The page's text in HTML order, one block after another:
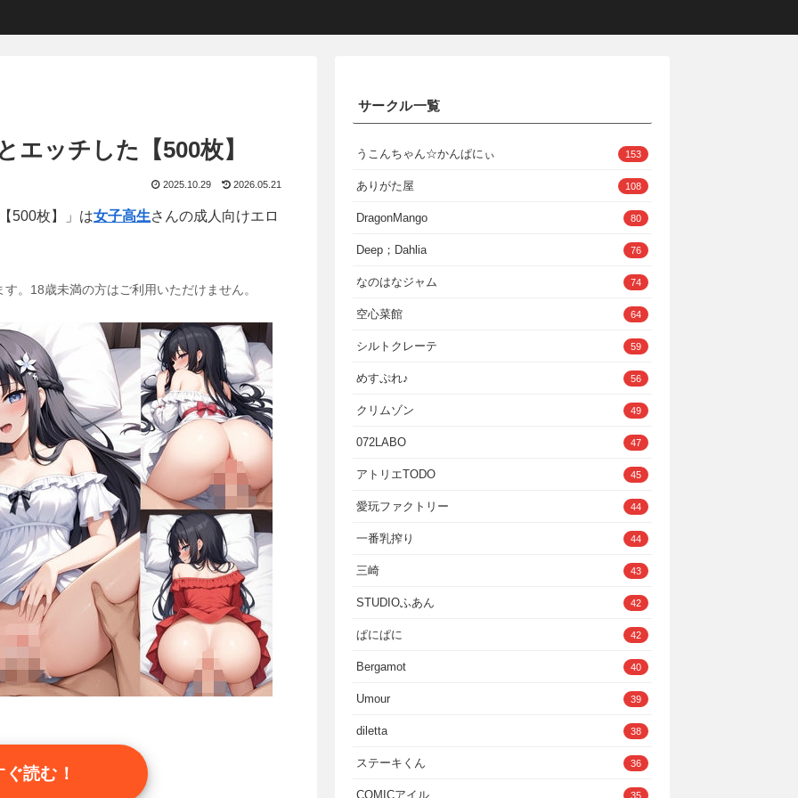
エッチした【500枚】
2025.10.29 2026.05.21
500枚】」は女子高生さんの成人向けエロ
。18歳未満の方はご利用いただけません。
ぐ読む！
サークル一覧
うこんちゃん☆かんぱにぃ 153
ありがた屋 108
DragonMango 80
Deep；Dahlia 76
なのはなジャム 74
空心菜館 64
シルトクレーテ 59
めすぷれ♪ 56
クリムゾン 49
072LABO 47
アトリエTODO 45
愛玩ファクトリー 44
一番乳搾り 44
三崎 43
STUDIOふあん 42
ぱにぱに 42
Bergamot 40
Umour 39
diletta 38
ステーキくん 36
COMICアイル 35